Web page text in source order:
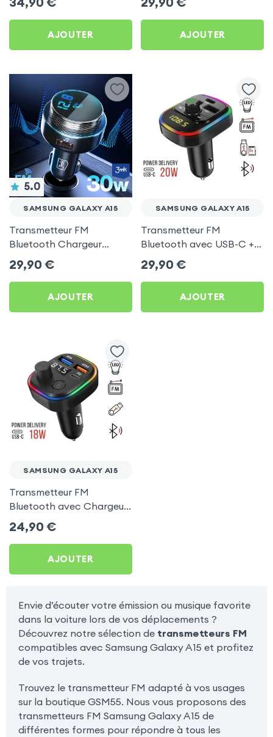
C, Kit Main Libre
Multifonction - 4smarts
AJOUTER
Samsung Galaxy A15
AJOUTER
5.0
SAMSUNG GALAXY A15
Transmetteur FM
Bluetooth Chargeur
Voiture Noir 3mk Hyper
Car pour Samsung Galaxy
A15
29,90 €
AJOUTER
SAMSUNG GALAXY A15
Transmetteur FM
Bluetooth avec USB-C +
USB pour Samsung
Galaxy A15
29,90 €
AJOUTER
SAMSUNG GALAXY A15
Transmetteur FM
Bluetooth avec Chargeur
Allume Cigare USB / USB-
C, C2 - Noir pour Samsung
Galaxy A15
24,90 €
AJOUTER
Envie d’écouter votre émission ou musique favorite
dans la voiture lors de vos déplacements ?
Découvrez notre sélection de transmetteurs FM
compatibles avec Samsung Galaxy A15 et profitez
de vos trajets.
Trouvez le transmetteur FM adapté à vos usages
sur la boutique GSM55. Nous vous proposons des
transmetteurs FM Samsung Galaxy A15 de
différentes formes pour répondre à tous les